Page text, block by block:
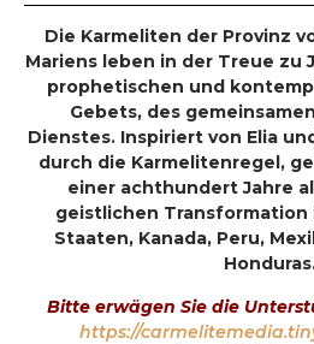
Die Karmeliten der Provinz
Mariens leben in der Treue zu
prophetischen und
Gebets, des
Dienstes. Inspiriert von Elia
durch die Karmelitenregel,
einer achthundert Jahre
geistlichen Transformation
Staaten, Kanada, Peru,
Bitte erwägen Sie die
https://